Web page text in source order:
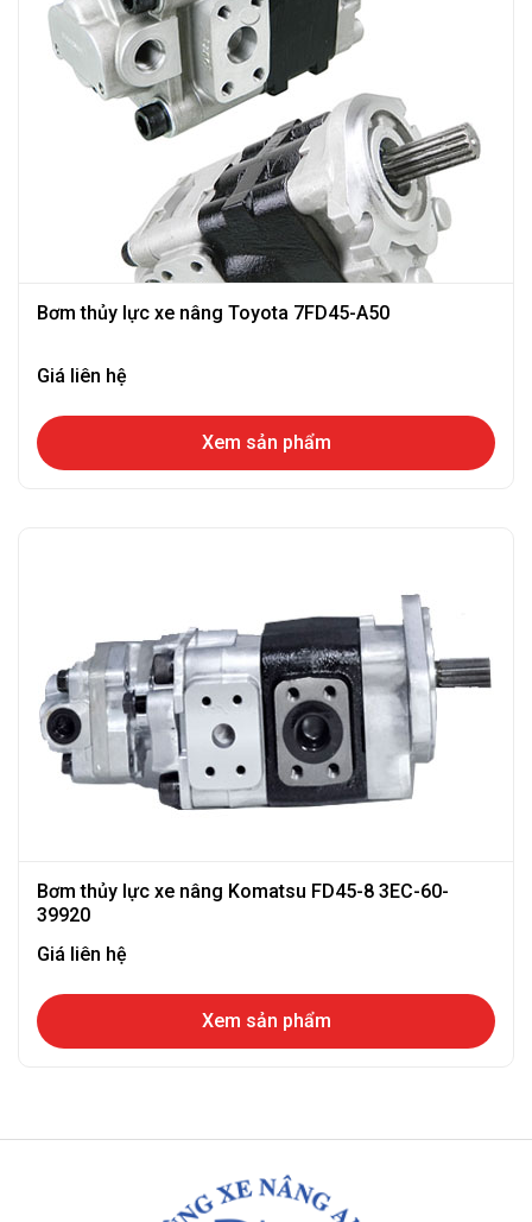
Bơm thủy lực xe nâng Toyota 7FD45-A50
Giá liên hệ
Xem sản phẩm
Bơm thủy lực xe nâng Komatsu FD45-8 3EC-60-
39920
Giá liên hệ
Xem sản phẩm